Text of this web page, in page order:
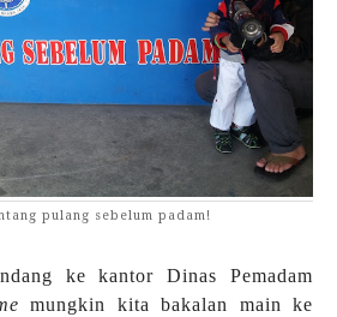
pulang sebelum padam!
ke kantor Dinas Pemadam
mungkin kita bakalan main ke